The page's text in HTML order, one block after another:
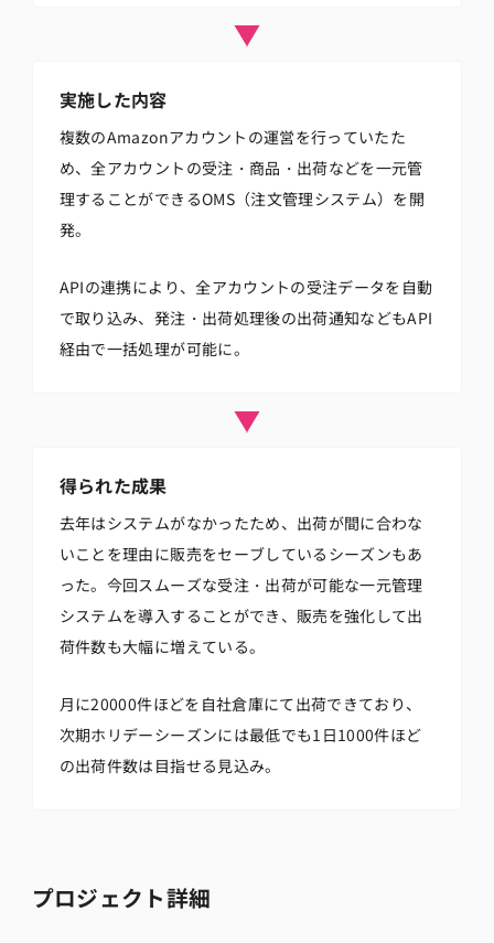
実施した内容
複数のAmazonアカウントの運営を行っていたた
め、全アカウントの受注・商品・出荷などを一元管
理することができるOMS（注文管理システム）を開
発。
APIの連携により、全アカウントの受注データを自動
で取り込み、発注・出荷処理後の出荷通知などもAPI
経由で一括処理が可能に。
得られた成果
去年はシステムがなかったため、出荷が間に合わな
いことを理由に販売をセーブしているシーズンもあ
った。今回スムーズな受注・出荷が可能な一元管理
システムを導入することができ、販売を強化して出
荷件数も大幅に増えている。
月に20000件ほどを自社倉庫にて出荷できており、
次期ホリデーシーズンには最低でも1日1000件ほど
の出荷件数は目指せる見込み。
プロジェクト詳細